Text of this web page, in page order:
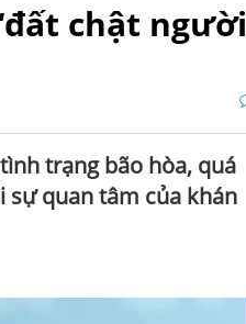
chật người
trạng bão hòa, quá
sự quan tâm của khán